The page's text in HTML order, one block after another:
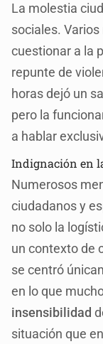
La molestia
sociales.
cuestionar a la
repunte de
horas dejó un
pero la
a hablar
Indignación en
Numerosos
ciudadanos y
no solo la
un contexto de
se centró
en lo que
insensibilidad
situación que